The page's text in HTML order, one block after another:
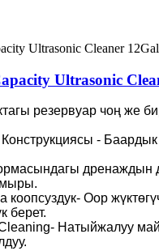
Ultrasonic
резервуар чоң же
-
дренаждын
коопсуздук- Оор
берет.
Натыйжалуу